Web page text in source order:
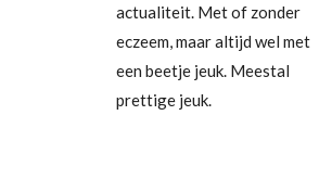
actualiteit. Met of zonder
eczeem, maar altijd wel met
een beetje jeuk. Meestal
prettige jeuk.